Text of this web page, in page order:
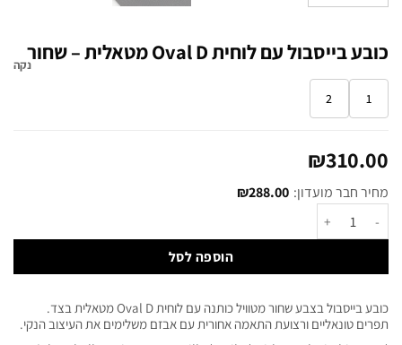
כובע בייסבול עם לוחית Oval D מטאלית – שחור
1
2
נקה
₪310.00
מחיר חבר מועדון: ₪288.00
הוספה לסל
כובע בייסבול בצבע שחור מטוויל כותנה עם לוחית Oval D מטאלית בצד.
תפרים טונאליים ורצועת התאמה אחורית עם אבזם משלימים את העיצוב הנקי.